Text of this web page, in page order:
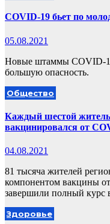
COVID-19 бьет по
05.08.2021
Новые штаммы COVID-
большую опасность.
Общество
Каждый шестой житель
вакцинировался от
04.08.2021
81 тысяча жителей
компонентом вакцины
завершили полный курс
Здоровье